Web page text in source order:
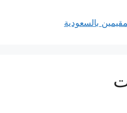
بالسعودية